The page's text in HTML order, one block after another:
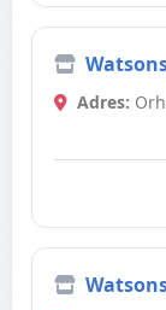
Adres: